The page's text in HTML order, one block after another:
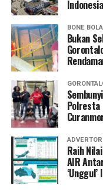
teknis pelayanan
edukator kesehatan
Penyuluhan
penularan,
hingga tuntas, serta
penyintas TBC di
“Literasi kesehatan
memutus rantai
menyampaikan
dipahami agar
apabila mengalami
Indonesia
BONE
Bukan
Polresta
Raih
AIR